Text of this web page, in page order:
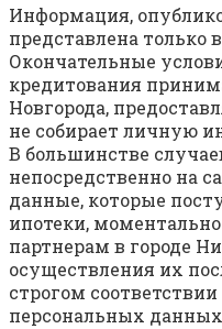
Информация,
представлена только
Окончательные
кредитования
Новгорода,
не собирает личную
В большинстве
непосредственно на
данные, которые
ипотеки,
партнерам в городе
осуществления их
строгом
персональных